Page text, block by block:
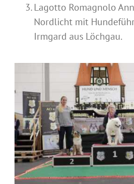
Lagotto Romagnolo
Nordlicht mit
Irmgard aus Löchgau.